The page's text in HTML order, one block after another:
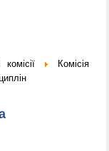
Комісія